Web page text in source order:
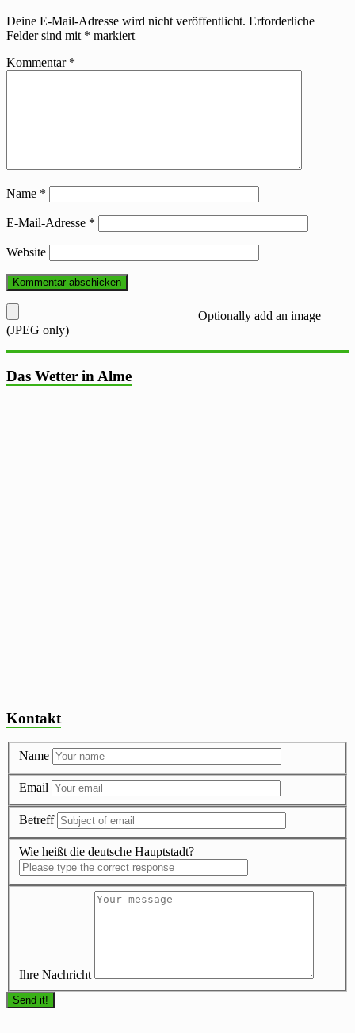
Deine E-Mail-Adresse wird nicht veröffentlicht. Erforderliche
Felder sind mit * markiert
Kommentar *
Name *
E-Mail-Adresse *
Website
Optionally add an image
(JPEG only)
Das Wetter in Alme
Kontakt
Name
Email
Betreff
Wie heißt die deutsche Hauptstadt?
Ihre Nachricht